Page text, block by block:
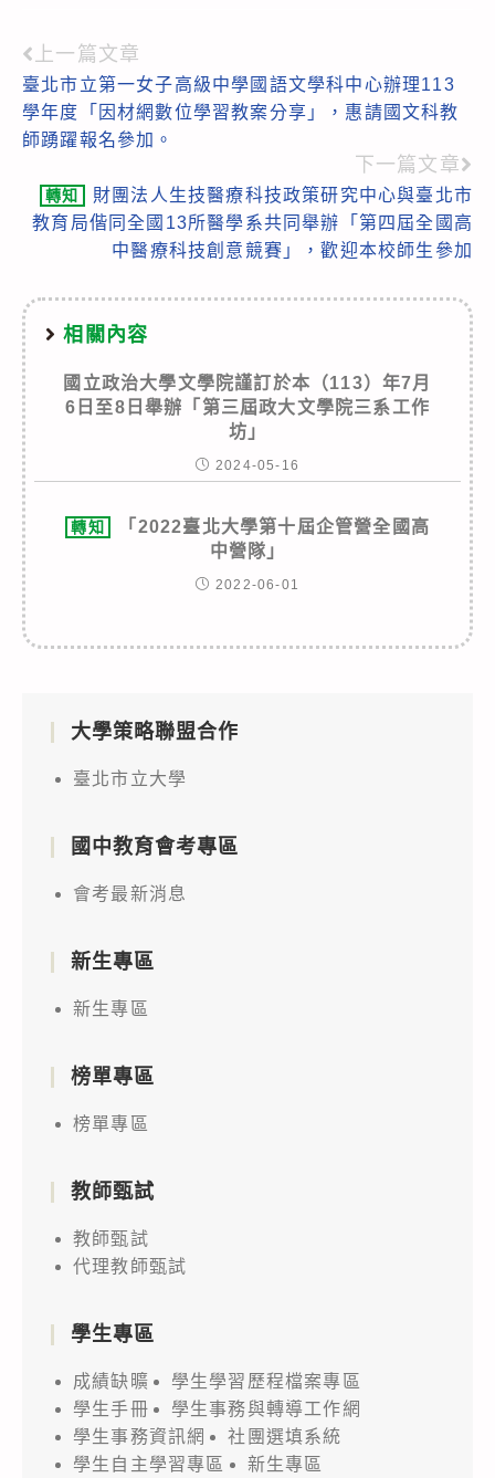
Read
more
articles
上一篇文章
臺北市立第一女子高級中學國語文學科中心辦理113
學年度「因材網數位學習教案分享」，惠請國文科教
師踴躍報名參加。
下一篇文章
轉知
財團法人生技醫療科技政策研究中心與臺北市
教育局偕同全國13所醫學系共同舉辦「第四屆全國高
中醫療科技創意競賽」，歡迎本校師生參加
相關內容
國立政治大學文學院謹訂於本（113）年7月
6日至8日舉辦「第三屆政大文學院三系工作
坊」
2024-05-16
轉知
「2022臺北大學第十屆企管營全國高
中營隊」
2022-06-01
大學策略聯盟合作
臺北市立大學
國中教育會考專區
會考最新消息
新生專區
新生專區
榜單專區
榜單專區
教師甄試
教師甄試
代理教師甄試
學生專區
成績缺曠
學生學習歷程檔案專區
學生手冊
學生事務與轉導工作網
學生事務資訊網
社團選填系統
學生自主學習專區
新生專區